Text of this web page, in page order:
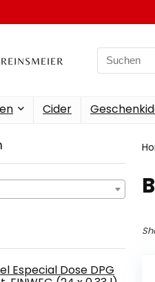
Search
for:
Cider
Especial Dose DPG